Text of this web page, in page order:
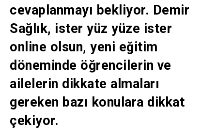
cevaplanmayı bekliyor. Demir
Sağlık, ister yüz yüze ister
online olsun, yeni eğitim
döneminde öğrencilerin ve
ailelerin dikkate almaları
gereken bazı konulara dikkat
çekiyor.